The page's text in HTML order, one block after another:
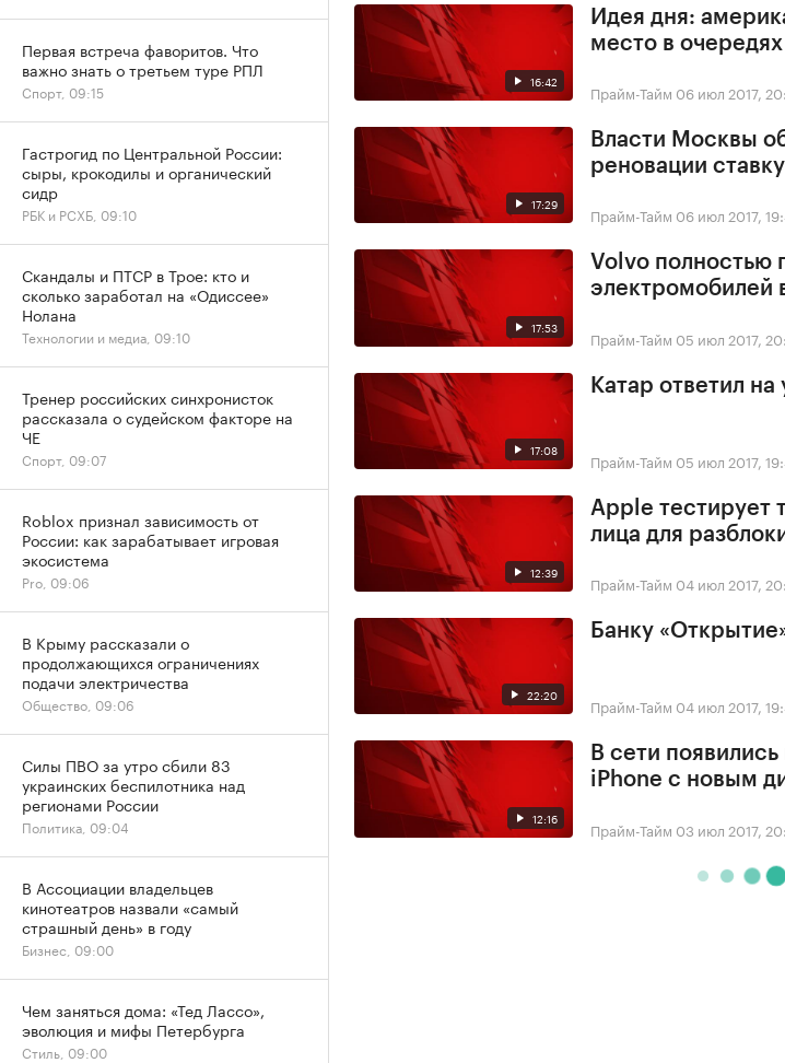
16:42
Идея дня:
место в очередях
Прайм-Тайм 06 июл 2017,
17:29
Власти Москвы
реновации
Прайм-Тайм 06 июл 2017,
17:53
Volvo полностью
электромобилей
Прайм-Тайм 05 июл 2017,
17:08
Катар ответил
Прайм-Тайм 05 июл 2017,
12:39
Apple тестирует
лица для
Прайм-Тайм 04 июл 2017,
22:20
Банку
Прайм-Тайм 04 июл 2017,
12:16
В сети
iPhone с новым
Прайм-Тайм 03 июл 2017,
Первая встреча фаворитов. Что
важно знать о третьем туре РПЛ
Спорт, 09:15
Гастрогид по Центральной России:
сыры, крокодилы и органический
сидр
РБК и РСХБ, 09:10
Скандалы и ПТСР в Трое: кто и
сколько заработал на «Одиссее»
Нолана
Технологии и медиа, 09:10
Тренер российских синхронисток
рассказала о судейском факторе на
ЧЕ
Спорт, 09:07
Roblox признал зависимость от
России: как зарабатывает игровая
экосистема
Pro, 09:06
В Крыму рассказали о
продолжающихся ограничениях
подачи электричества
Общество, 09:06
Силы ПВО за утро сбили 83
украинских беспилотника над
регионами России
Политика, 09:04
В Ассоциации владельцев
кинотеатров назвали «самый
страшный день» в году
Бизнес, 09:00
Чем заняться дома: «Тед Лассо»,
эволюция и мифы Петербурга
Стиль, 09:00